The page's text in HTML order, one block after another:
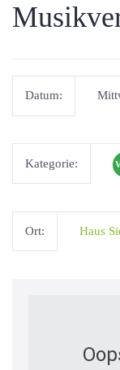
Datum:
Kategorie:
Ort: Haus